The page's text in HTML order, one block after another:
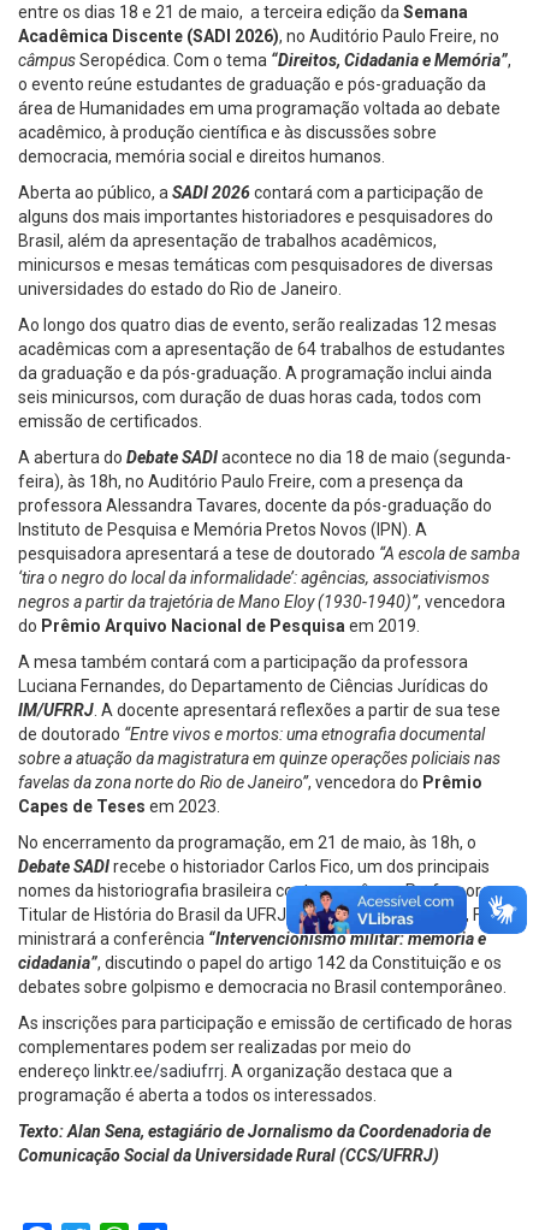
entre os dias 18 e 21 de maio, a terceira edição da Semana
Acadêmica Discente (SADI 2026), no Auditório Paulo Freire, no
câmpusSeropédica. Com o tema “Direitos, Cidadania e Memória”,
o evento reúne estudantes de graduação e pós-graduação da
área de Humanidades em uma programação voltada ao debate
acadêmico, à produção científica e às discussões sobre
democracia, memória social e direitos humanos.
Aberta ao público, a SADI 2026contará com a participação de
alguns dos mais importantes historiadores e pesquisadores do
Brasil, além da apresentação de trabalhos acadêmicos,
minicursos e mesas temáticas com pesquisadores de diversas
universidades do estado do Rio de Janeiro.
Ao longo dos quatro dias de evento, serão realizadas 12 mesas
acadêmicas com a apresentação de 64 trabalhos de estudantes
da graduação e da pós-graduação. A programação inclui ainda
seis minicursos, com duração de duas horas cada, todos com
emissão de certificados.
A abertura do Debate SADIacontece no dia 18 de maio (segunda-
feira), às 18h, no Auditório Paulo Freire, com a presença da
professora Alessandra Tavares, docente da pós-graduação do
Instituto de Pesquisa e Memória Pretos Novos (IPN). A
pesquisadora apresentará a tese de doutorado “A escola de samba
‘tira o negro do local da informalidade’: agências, associativismos
negros a partir da trajetória de Mano Eloy (1930-1940)”, vencedora
do Prêmio Arquivo Nacional de Pesquisa em 2019.
A mesa também contará com a participação da professora
Luciana Fernandes, do Departamento de Ciências Jurídicas do
IM/UFRRJ . A docente apresentará reflexões a partir de sua tese
de doutorado “Entre vivos e mortos: uma etnografia documental
sobre a atuação da magistratura em quinze operações policiais nas
favelas da zona norte do Rio de Janeiro”, vencedora do Prêmio
Capes de Teses em 2023.
No encerramento da programação, em 21 de maio, às 18h, o
Debate SADIrecebe o historiador Carlos Fico, um dos principais
nomes da historiografia brasileira contemporânea. Professor
Titular de História do Brasil da UFRJ e pesquisador do CNPq, Fico
ministrará a conferência “Intervencionismo militar: memória e
cidadania”, discutindo o papel do artigo 142 da Constituição e os
debates sobre golpismo e democracia no Brasil contemporâneo.
As inscrições para participação e emissão de certificado de horas
complementares podem ser realizadas por meio do
endereço linktr.ee/sadiufrrj . A organização destaca que a
programação é aberta a todos os interessados.
Texto: Alan Sena, estagiário de Jornalismo da Coordenadoria de
Comunicação Social da Universidade Rural (CCS/UFRRJ)